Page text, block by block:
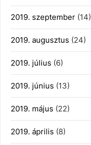
2019. szeptember (14)
2019. augusztus (24)
2019. július (6)
2019. június (13)
2019. május (22)
2019. április (8)